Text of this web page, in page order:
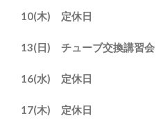
10(木) 定休日
13(日) チューブ交換講習会
16(水) 定休日
17(木) 定休日